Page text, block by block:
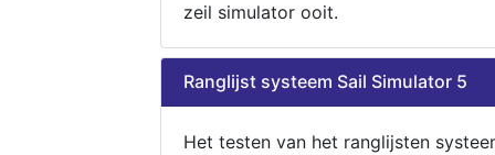
zeil simulator ooit.
Ranglijst systeem Sail Simulator 5
Het testen van het ranglijsten